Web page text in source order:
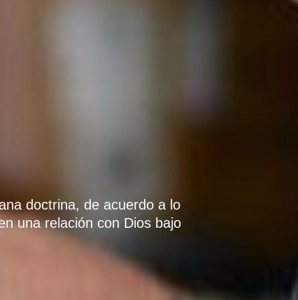
doctrina, de acuerdo a lo
una relación con Dios bajo